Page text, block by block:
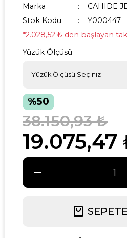
Marka
CAHIDE
Stok Kodu
Y000447
*2.028,52 ₺ den başlayan
Yüzük Ölçüsü
%50
19.075,47
38.150,93 ₺